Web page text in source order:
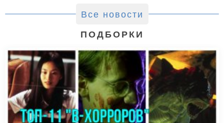
Все новости
ПОДБОРКИ